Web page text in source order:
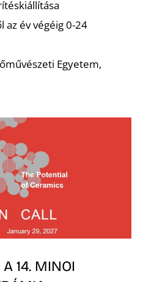
az év végéig 0-24
Egyetem,
14. MINOI